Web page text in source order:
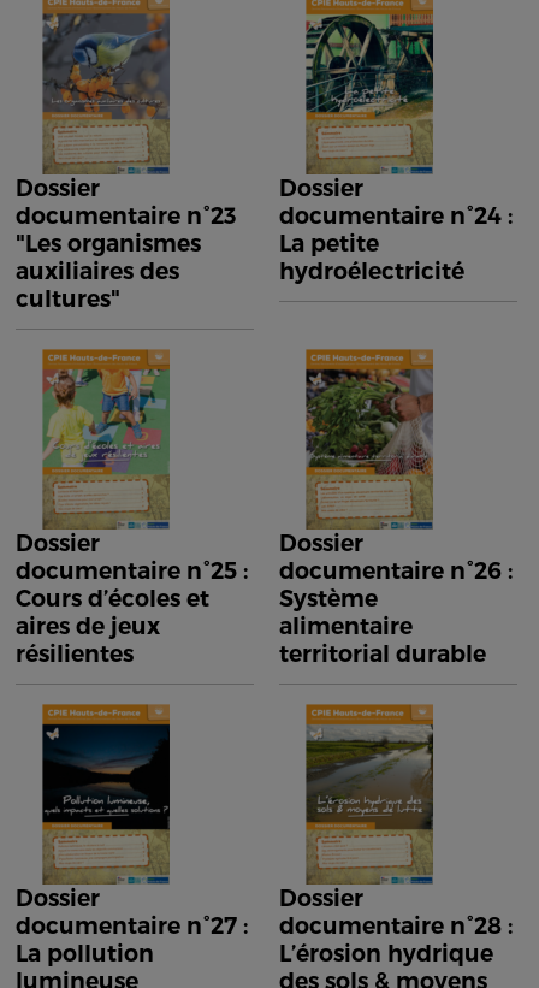
Dossier
documentaire n°23
"Les organismes
auxiliaires des
cultures"
Dossier
documentaire n°24 :
La petite
hydroélectricité
Dossier
documentaire n°25 :
Cours d’écoles et
aires de jeux
résilientes
Dossier
documentaire n°26 :
Système
alimentaire
territorial durable
Dossier
documentaire n°27 :
La pollution
lumineuse
Dossier
documentaire n°28 :
L’érosion hydrique
des sols & moyens